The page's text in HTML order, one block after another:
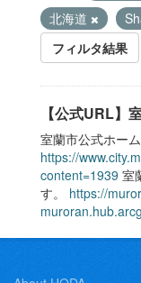
北海道
フィルタ結果
【公式URL】
室蘭市公式ホー
https://
content=1939 室
す。 https://